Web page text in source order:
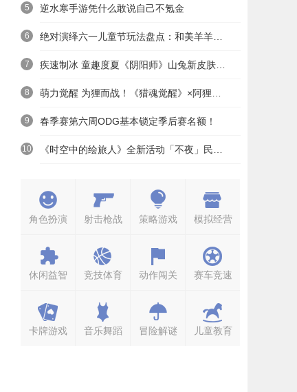
5 逆水寒手游凭什么敢说自己不氪金
6
7
8
9 春季赛第六周ODG基本锁定季后赛名额！
10
角色扮演 射击枪战 策略游戏 模拟经营
休闲益智 竞技体育 动作闯关 赛车竞速
卡牌游戏 音乐舞蹈 冒险解谜 儿童教育